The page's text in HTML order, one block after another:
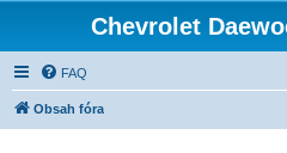
Chevrolet
FAQ
Obsah fóra